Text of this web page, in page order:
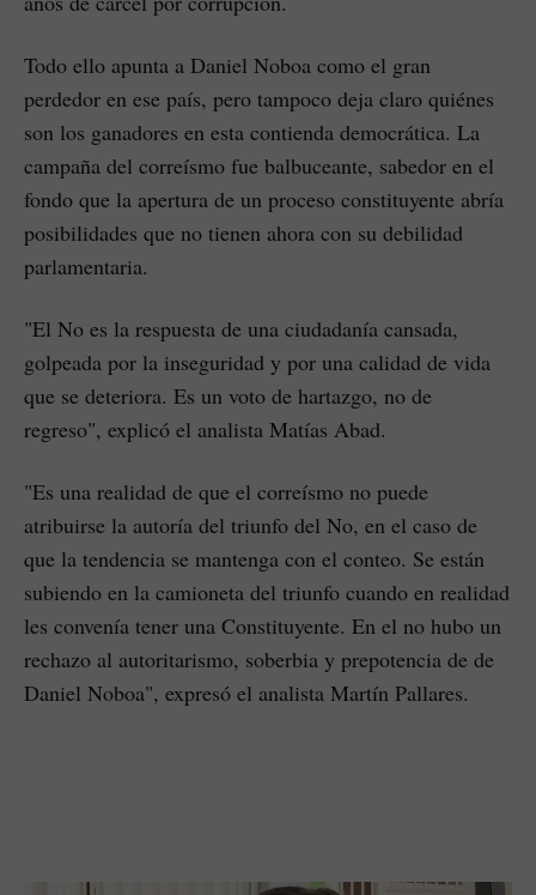
Todo ello apunta a Daniel Noboa como el gran
perdedor en ese país, pero tampoco deja claro quiénes
son los ganadores en esta contienda democrática. La
campaña del correísmo fue balbuceante, sabedor en el
fondo que la apertura de un proceso constituyente abría
posibilidades que no tienen ahora con su debilidad
parlamentaria.
"El No es la respuesta de una ciudadanía cansada,
golpeada por la inseguridad y por una calidad de vida
que se deteriora. Es un voto de hartazgo, no de
regreso", explicó el analista Matías Abad.
"Es una realidad de que el correísmo no puede
atribuirse la autoría del triunfo del No, en el caso de
que la tendencia se mantenga con el conteo. Se están
subiendo en la camioneta del triunfo cuando en realidad
les convenía tener una Constituyente. En el no hubo un
rechazo al autoritarismo, soberbia y prepotencia de de
Daniel Noboa", expresó el analista Martín Pallares.